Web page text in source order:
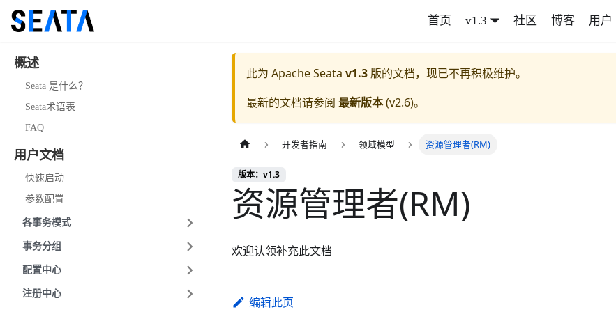
首页 v1.3 社区 博客 用户
概述
Seata 是什么？
Seata术语表
FAQ
用户文档
快速启动
参数配置
各事务模式
事务分组
配置中心
注册中心
此为 Apache Seata v1.3 版的文档，现已不再积极维护。
最新的文档请参阅 最新版本(v2.6)。
开发者指南 领域模型 资源管理者(RM)
版本：v1.3
资源管理者(RM)
欢迎认领补充此文档
编辑此页